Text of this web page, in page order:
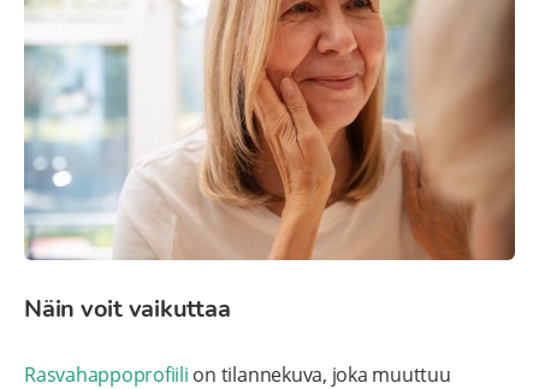
Näin voit vaikuttaa
Rasvahappoprofiili on tilannekuva, joka muuttuu